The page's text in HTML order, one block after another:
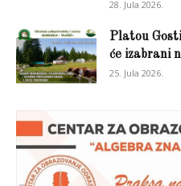
28. Jula 2026.
Platou
će izabrani
25. Jula 2026.